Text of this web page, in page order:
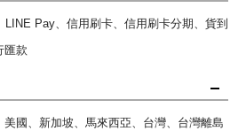
Pay、信用刷卡、信用刷卡分期、貨到
匯款
國、新加坡、馬來西亞、台灣、台灣離島